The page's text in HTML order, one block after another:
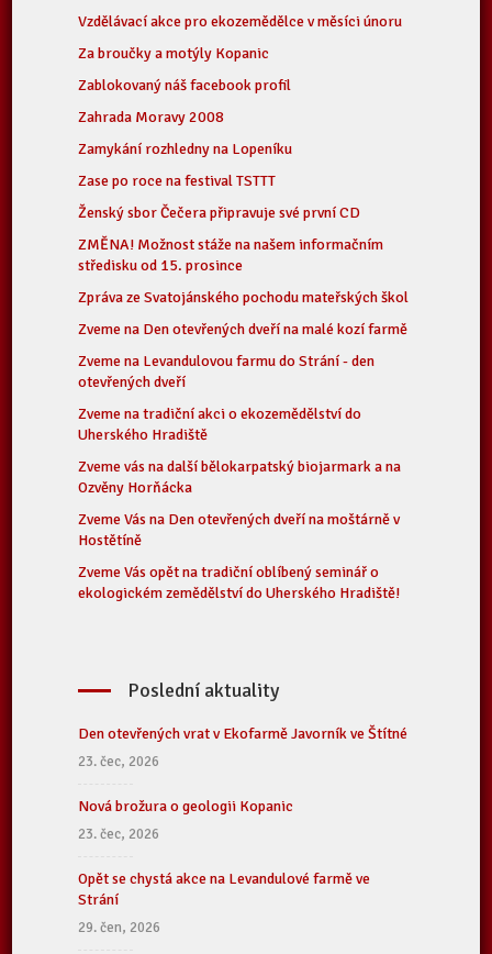
Vzdělávací akce pro ekozemědělce v měsíci únoru
Za broučky a motýly Kopanic
Zablokovaný náš facebook profil
Zahrada Moravy 2008
Zamykání rozhledny na Lopeníku
Zase po roce na festival TSTTT
Ženský sbor Čečera připravuje své první CD
ZMĚNA! Možnost stáže na našem informačním
středisku od 15. prosince
Zpráva ze Svatojánského pochodu mateřských škol
Zveme na Den otevřených dveří na malé kozí farmě
Zveme na Levandulovou farmu do Strání - den
otevřených dveří
Zveme na tradiční akci o ekozemědělství do
Uherského Hradiště
Zveme vás na další bělokarpatský biojarmark a na
Ozvěny Horňácka
Zveme Vás na Den otevřených dveří na moštárně v
Hostětíně
Zveme Vás opět na tradiční oblíbený seminář o
ekologickém zemědělství do Uherského Hradiště!
Poslední aktuality
Den otevřených vrat v Ekofarmě Javorník ve Štítné
23. čec, 2026
Nová brožura o geologii Kopanic
23. čec, 2026
Opět se chystá akce na Levandulové farmě ve
Strání
29. čen, 2026